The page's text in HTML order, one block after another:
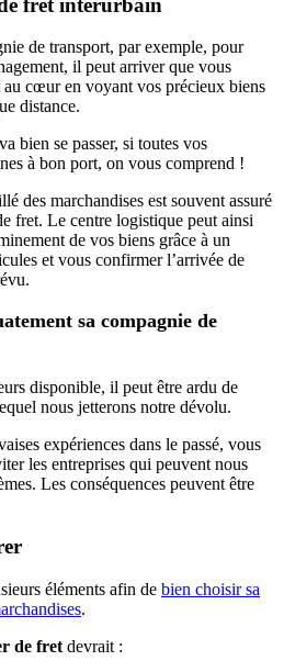
de transport, par exemple, pour
il peut arriver que vous
au cœur en voyant vos précieux biens
distance.
bien se passer, si toutes vos
à bon port, on vous comprend !
des marchandises est souvent assuré
fret. Le centre logistique peut ainsi
de vos biens grâce à un
et vous confirmer l’arrivée de
sa compagnie de
disponible, il peut être ardu de
nous jetterons notre dévolu.
expériences dans le passé, vous
les entreprises qui peuvent nous
Les conséquences peuvent être
éléments afin de bien choisir sa
.
de fret devrait :